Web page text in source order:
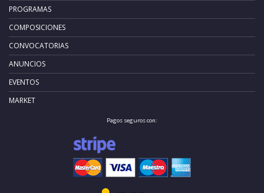
PROGRAMAS
COMPOSICIONES
CONVOCATORIAS
ANUNCIOS
EVENTOS
MARKET
Pagos seguros con: